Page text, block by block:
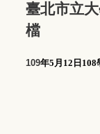
臺北市立
檔
109年5月 12 日 108